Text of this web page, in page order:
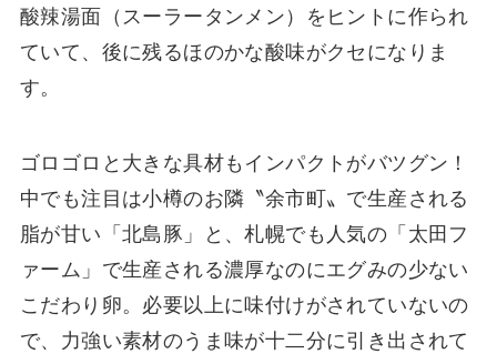
酸辣湯面（スーラータンメン）をヒントに作られ
ていて、後に残るほのかな酸味がクセになりま
す。
ゴロゴロと大きな具材もインパクトがバツグン！
中でも注目は小樽のお隣〝余市町〟で生産される
脂が甘い「北島豚」と、札幌でも人気の「太田フ
ァーム」で生産される濃厚なのにエグみの少ない
こだわり卵。必要以上に味付けがされていないの
で、力強い素材のうま味が十二分に引き出されて